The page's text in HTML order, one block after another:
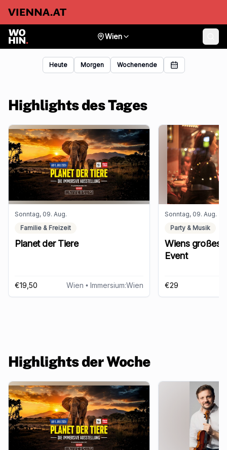
Wien
Heute Morgen Wochenende
Highlights des Tages
Sonntag, 09. Aug.
Familie & Freizeit
Planet der Tiere
€19,50 Wien • Immersium:Wien
Sonntag, 09. Aug.
Party & Musik
Wiens großes
Event
€29
Highlights der Woche